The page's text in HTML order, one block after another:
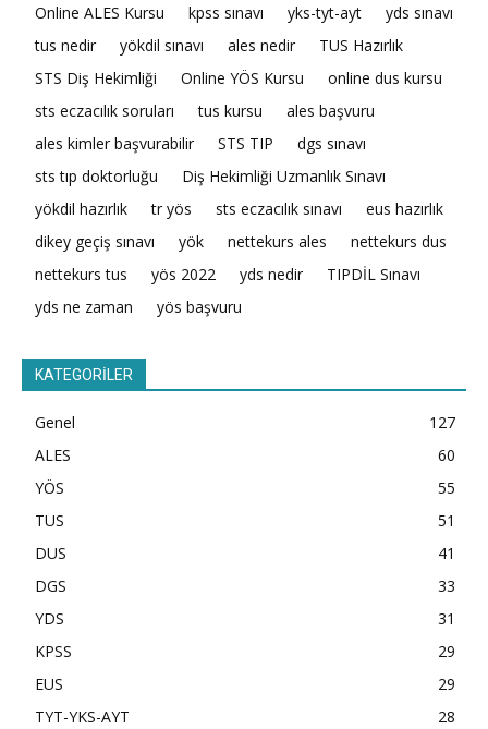
Online ALES Kursu
kpss sınavı yks-tyt-ayt
yds sınavı
tus nedir
yökdil sınavı ales nedir
TUS Hazırlık
STS Diş Hekimliği
Online YÖS Kursu
online dus kursu
sts eczacılık soruları
tus kursu
ales başvuru
ales kimler başvurabilir
STS TIP
dgs sınavı
sts tıp doktorluğu
Diş Hekimliği Uzmanlık Sınavı
yökdil hazırlık
tr yös sts eczacılık sınavı
eus hazırlık
dikey geçiş sınavı
yök nettekurs ales
nettekurs dus
nettekurs tus
yös 2022 yds nedir
TIPDİL Sınavı
yds ne zaman
yös başvuru
KATEGORİLER
Genel
127
ALES
60
YÖS
55
TUS
51
DUS
41
DGS
33
YDS
31
KPSS
29
EUS
29
TYT-YKS-AYT
28